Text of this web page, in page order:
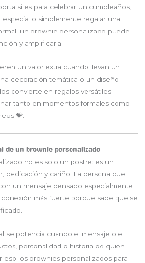
si es para celebrar un cumpleaños,
especial o simplemente regalar una
un brownie personalizado puede
y amplificarla.
un valor extra cuando llevan un
decoración temática o un diseño
convierte en regalos versátiles
tanto en momentos formales como
💝.
de un brownie personalizado
no es solo un postre: es un
dedicación y cariño. La persona que
un mensaje pensado especialmente
conexión más fuerte porque sabe que se
se potencia cuando el mensaje o el
personalidad o historia de quien
eso los brownies personalizados para